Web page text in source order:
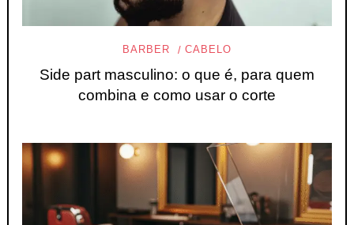
BARBER CABELO
Side part masculino: o que é, para quem
combina e como usar o corte